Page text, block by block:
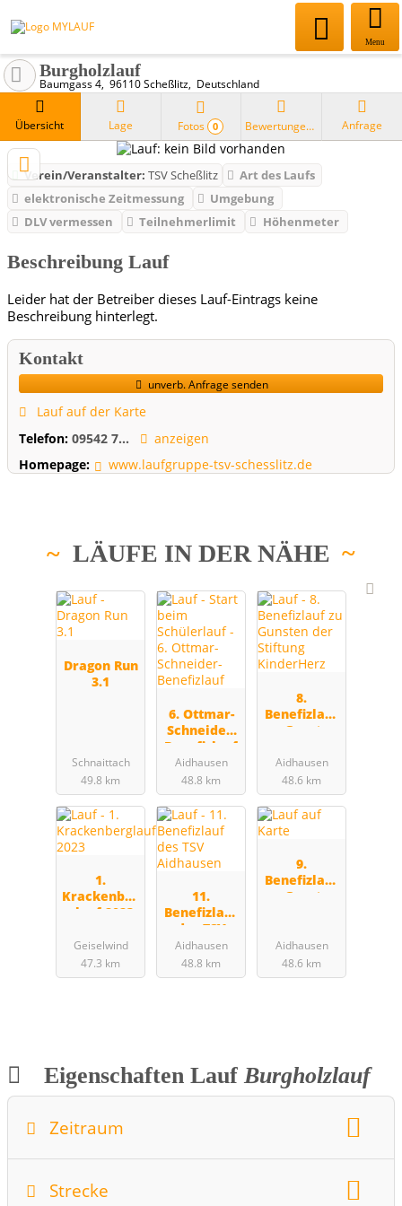
Menu
Burgholzlauf
Baumgass 4 96110 Scheßlitz Deutschland
Übersicht Lage Fotos 0 Bewertungen Anfrage
Verein/Veranstalter: TSV Scheßlitz
Art des Laufs
elektronische Zeitmessung
Umgebung
DLV vermessen
Teilnehmerlimit Höhenmeter
Beschreibung Lauf
Leider hat der Betreiber dieses Lauf-Eintrags keine
Beschreibung hinterlegt.
Kontakt
unverb. Anfrage senden
Lauf auf der Karte
Telefon: 09542 7...
anzeigen
Homepage:
www.laufgruppe-tsv-schesslitz.de
LÄUFE IN DER NÄHE
Dragon Run
3.1
Schnaittach
49.8 km
6. Ottmar-
Schneider-
Benefizlauf
Aidhausen
48.8 km
8.
Benefizlauf
zu Gunsten
KinderHerz
Aidhausen
48.6 km
1.
Krackenber
glauf 2023
Geiselwind
47.3 km
11.
Benefizlauf
des TSV
Aidhausen
Aidhausen
48.8 km
9.
Benefizlauf
zu Gunsten
Aidhausen
48.6 km
Eigenschaften Lauf Burgholzlauf
Zeitraum
Datum: 21.06.2015
Strecke